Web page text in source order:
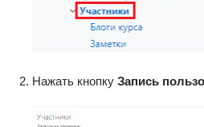
Нажать кнопку Запись